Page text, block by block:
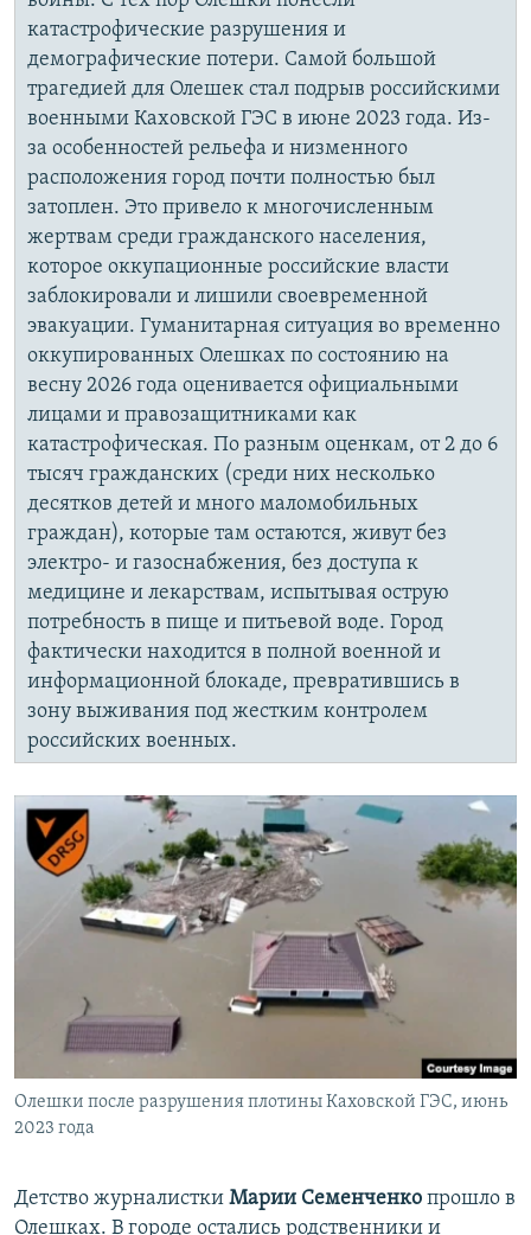
катастрофические разрушения и
демографические потери. Самой большой
трагедией для Олешек стал подрыв российскими
военными Каховской ГЭС в июне 2023 года. Из-
за особенностей рельефа и низменного
расположения город почти полностью был
затоплен. Это привело к многочисленным
жертвам среди гражданского населения,
которое оккупационные российские власти
заблокировали и лишили своевременной
эвакуации. Гуманитарная ситуация во временно
оккупированных Олешках по состоянию на
весну 2026 года оценивается официальными
лицами и правозащитниками как
катастрофическая. По разным оценкам, от 2 до 6
тысяч гражданских (среди них несколько
десятков детей и много маломобильных
граждан), которые там остаются, живут без
электро- и газоснабжения, без доступа к
медицине и лекарствам, испытывая острую
потребность в пище и питьевой воде. Город
фактически находится в полной военной и
информационной блокаде, превратившись в
зону выживания под жестким контролем
российских военных.
Олешки после разрушения плотины Каховской ГЭС, июнь
2023 года
Детство журналистки Марии Семенченко прошло в
Олешках. В городе остались родственники и